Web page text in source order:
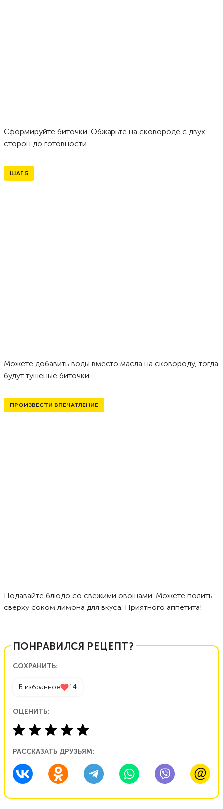
Сформируйте биточки. Обжарьте на сковороде с двух
сторон до готовности.
ШАГ 5
Можете добавить воды вместо масла на сковороду, тогда
будут тушеные биточки.
ПРОИЗВЕСТИ ВПЕЧАТЛЕНИЕ
Подавайте блюдо со свежими овощами. Можете полить
сверху соком лимона для вкуса. Приятного аппетита!
ПОНРАВИЛСЯ РЕЦЕПТ?
СОХРАНИТЬ:
В избранное 14
ОЦЕНИТЬ:
РАССКАЗАТЬ ДРУЗЬЯМ: